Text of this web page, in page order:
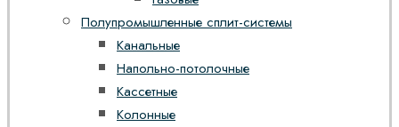
Полупромышленные сплит-системы
Канальные
Напольно-потолочные
Кассетные
Колонные